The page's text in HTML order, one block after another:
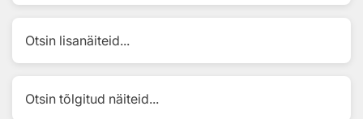
Otsin lisanäiteid...
Otsin tõlgitud näiteid...